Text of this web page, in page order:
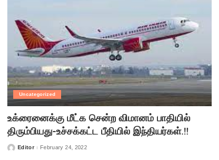
Uncategorized
உக்ரைனைக்கு மீட்க சென்ற விமானம் பாதியில்
திரும்பியது-உச்சக்கட்ட பீதியில் இந்தியர்கள்.!!
PostedEditor February 24, 2022